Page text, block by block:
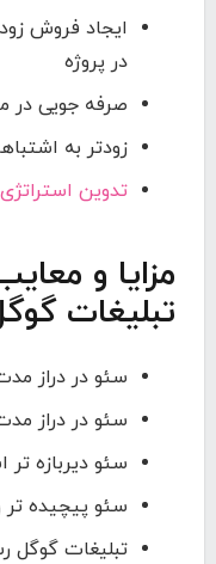
ایجاد فروش
در پروژه
صرفه جویی در
زودتر به
تدوین
مزایا و
تبلیغات
سئو در دراز
سئو در دراز
سئو دیربازه
سئو پیچیده تر و
تبلیغات گوگل